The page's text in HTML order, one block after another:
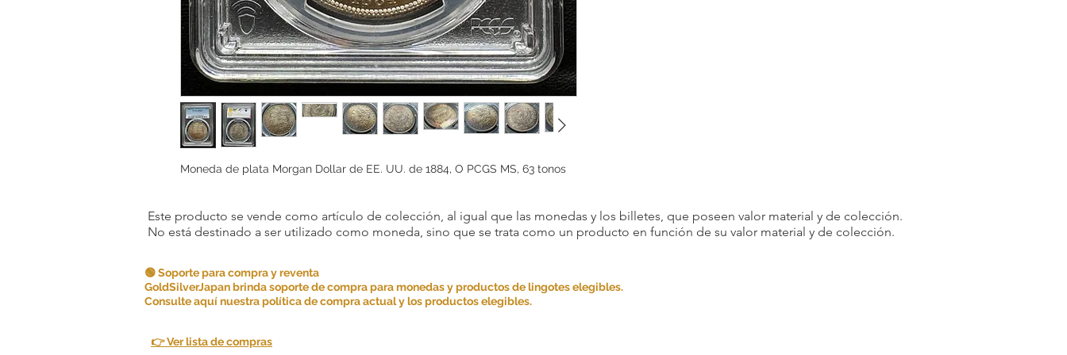
Moneda de plata Morgan Dollar de EE. UU. de 1884, O PCGS MS, 63 tonos
Este producto se vende como artículo de colección, al igual que las monedas y los billetes, que poseen valor material y de colección.
No está destinado a ser utilizado como moneda, sino que se trata como un producto en función de su valor material y de colección.
🟢 Soporte para compra y reventa
GoldSilverJapan brinda soporte de compra para monedas y productos de lingotes elegibles.
Consulte aquí nuestra política de compra actual y los productos elegibles.
👉 Ver lista de compras